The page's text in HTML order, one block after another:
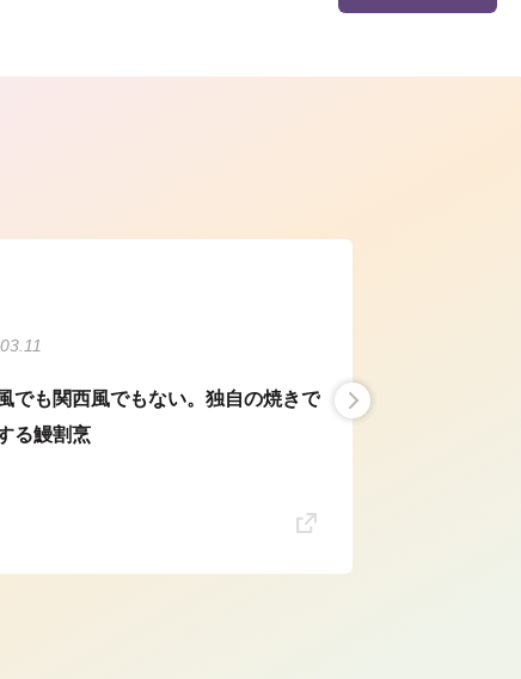
でも関西風でもない。独自の焼きで
る鰻割烹